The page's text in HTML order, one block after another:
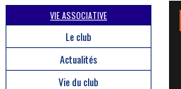
VIE ASSOCIATIVE
Le club
Actualités
Vie du club